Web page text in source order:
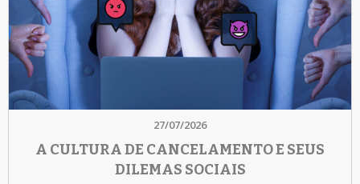
27/07/2026
A CULTURA DE CANCELAMENTO E SEUS
DILEMAS SOCIAIS